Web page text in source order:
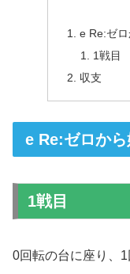
e Re:ゼ
1戦目
収支
e Re:ゼロか
1戦目
0回転の台に座り、1